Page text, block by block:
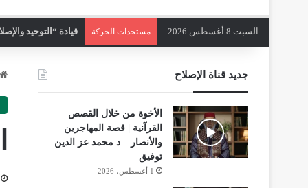
السبت 8 أغسطس 2026 مستجدات الحركة قيادة “التوحيد
جديد قناة الإصلاح
الأخوة من خلال القصص
القرآنية | قصة المهاجرين
والأنصار – د محمد عز الدين
توفيق
1 أغسطس، 2026